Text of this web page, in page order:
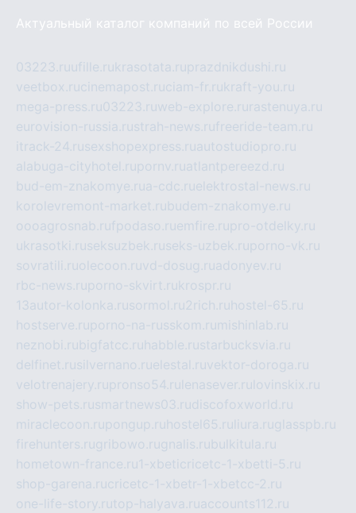
Актуальный каталог компаний по всей России
03223.ruufille.rukrasotata.ruprazdnikdushi.ru
veetbox.rucinemapost.ruciam-fr.rukraft-you.ru
mega-press.ru03223.ruweb-explore.ru rastenuya.ru
eurovision-russia.rustrah-news.rufreeride-team.ru
itrack-24.rusexshopexpress.ruautostudiopro.ru
alabuga-cityhotel.rupornv.ruatlantpereezd.ru
bud-em-znakomye.rua-cdc.ruelektrostal-news.ru
korolevremont-market.rubudem-znakomye.ru
oooagrosnab.rufpodaso.ruemfire.rupro-otdelky.ru
ukrasotki.ruseksuzbek.ruseks-uzbek.ruporno-vk.ru
sovratili.ruolecoon.ruvd-dosug.ruadonyev.ru
rbc-news.ruporno-skvirt.rukrospr.ru
13autor-kolonka.rusormol.ru2rich.ru hostel-65.ru
hostserve.ruporno-na-russkom.ru mishinlab.ru
neznobi.rubigfatcc.ru habble.rustarbucksvia.ru
delfinet.rusilvernano.ruelestal.ruvektor-doroga.ru
velotrenajery.rupronso54.ru lenasever.ru lovinskix.ru
show-pets.rusmartnews03.rudiscofoxworld.ru
miraclecoon.rupongup.ru hostel65.ru liura.ruglasspb.ru
firehunters.rugribowo.rugnalis.rubulkitula.ru
hometown-france.ru1-xbeticricetc-1-xbetti-5.ru
shop-garena.rucricetc-1-xbetr-1-xbetcc-2.ru
one-life-story.rutop-halyava.ruaccounts112.ru